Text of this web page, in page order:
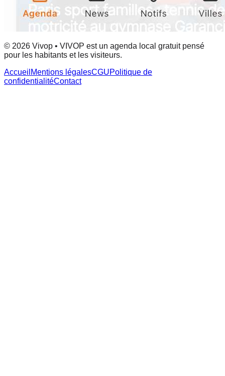
© 2026 Vivop • VIVOP est un agenda local gratuit pensé
pour les habitants et les visiteurs.
Accueil Mentions légalesCGUPolitique de
confidentialitéContact